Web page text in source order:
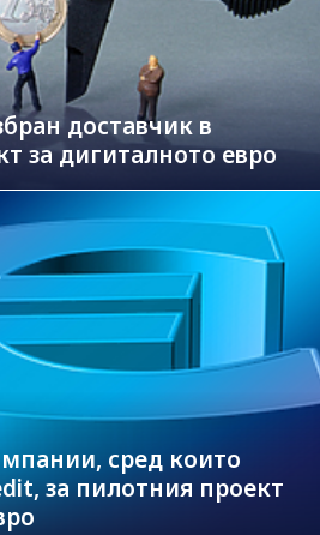
доставчик в
за дигиталното евро
сред които
за пилотния проект